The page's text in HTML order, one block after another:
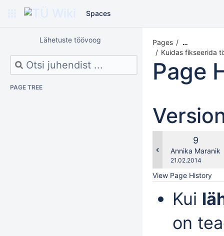
Spaces
Lähetuste töövoog
PAGE TREE
Pages …
Kuidas fikseerida
Page
Old
Version
9
Annika Maranik
Saved
21.02.2014
View Page History
Kui
on